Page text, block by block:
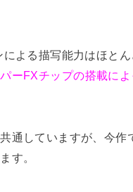
よる描写能力はほと
ーFXチップの搭載によ
通していますが、今作
す。